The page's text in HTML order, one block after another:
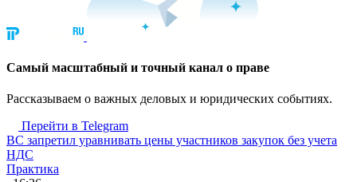
Cамый масштабный и точный канал о праве
Рассказываем о важных деловых и юридических событиях.
Перейти в Telegram
ВС запретил уравнивать цены участников закупок без учета
НДС
Практика